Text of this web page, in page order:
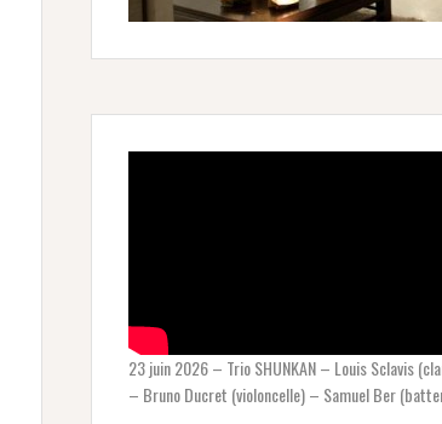
23 juin 2026 – Trio SHUNKAN – Louis Sclavis
– Bruno Ducret (violoncelle) – Samuel Ber